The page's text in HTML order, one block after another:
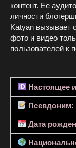
контент. Ее
личности
Katyan вызывает
фото и видео
пользователей к
Настоящее
Псевдоним:
Дата